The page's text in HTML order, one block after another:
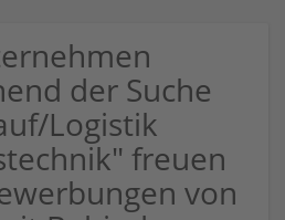
der Suche
Logistik
freuen
von